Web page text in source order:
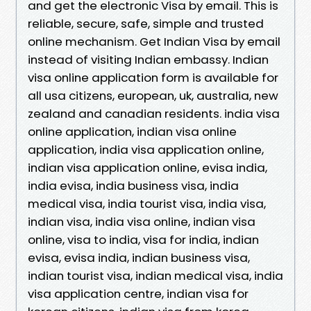
and get the electronic Visa by email. This is
reliable, secure, safe, simple and trusted
online mechanism. Get Indian Visa by email
instead of visiting Indian embassy. Indian
visa online application form is available for
all usa citizens, european, uk, australia, new
zealand and canadian residents. india visa
online application, indian visa online
application, india visa application online,
indian visa application online, evisa india,
india evisa, india business visa, india
medical visa, india tourist visa, india visa,
indian visa, india visa online, indian visa
online, visa to india, visa for india, indian
evisa, evisa india, indian business visa,
indian tourist visa, indian medical visa, india
visa application centre, indian visa for